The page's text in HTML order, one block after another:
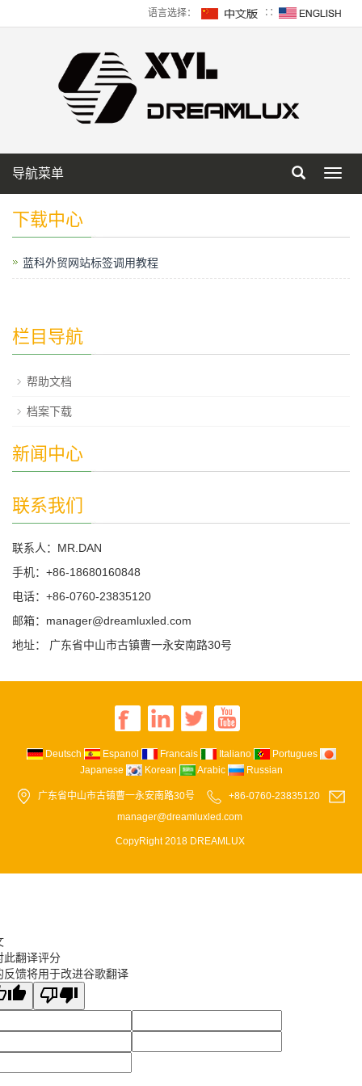
语言选择： ∷
导航菜单
下载中心
蓝科外贸网站标签调用教程
栏目导航
帮助文档
档案下载
新闻中心
联系我们
联系人：MR.DAN
手机：+86-18680160848
电话：+86-0760-23835120
邮箱：manager@dreamluxled.com
地址： 广东省中山市古镇曹一永安南路30号
Deutsch Espanol Francais Italiano
Portugues
Japanese
Korean Arabic Russian
广东省中山市古镇曹一永安南路30号
+86-0760-23835120
manager@dreamluxled.com
CopyRight 2018 DREAMLUX
此翻译评分
反馈将用于改进谷歌翻译